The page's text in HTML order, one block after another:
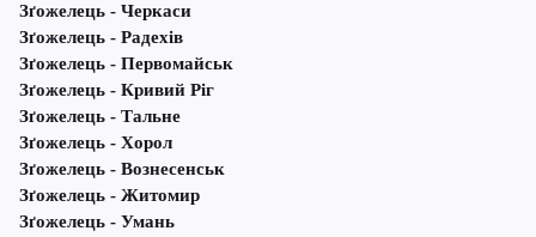
Зґожелець - Черкаси
Зґожелець - Радехів
Зґожелець - Первомайськ
Зґожелець - Кривий Ріг
Зґожелець - Тальне
Зґожелець - Хорол
Зґожелець - Вознесенськ
Зґожелець - Житомир
Зґожелець - Умань